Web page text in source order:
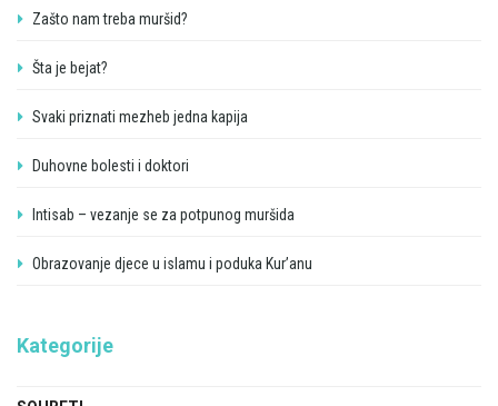
Zašto nam treba muršid?
Šta je bejat?
Svaki priznati mezheb jedna kapija
Duhovne bolesti i doktori
Intisab – vezanje se za potpunog muršida
Obrazovanje djece u islamu i poduka Kur’anu
Kategorije